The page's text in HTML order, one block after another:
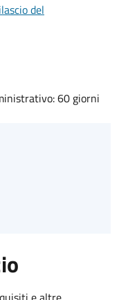
del
60 giorni